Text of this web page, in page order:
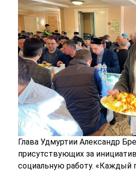
Глава Удмуртии Александр
присутствующих за
социальную работу. «Каждый